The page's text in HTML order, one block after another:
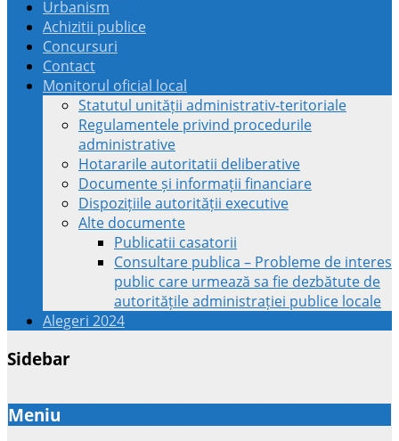
Urbanism
Achizitii publice
Concursuri
Contact
Monitorul oficial local
Statutul unității administrativ-teritoriale
Regulamentele privind procedurile
administrative
Hotararile autoritatii deliberative
Documente și informații financiare
Dispozițiile autorității executive
Alte documente
Publicatii casatorii
Consultare publica – Probleme de interes
public care urmează sa fie dezbătute de
autoritățile administrației publice locale
Alegeri 2024
Sidebar
Meniu